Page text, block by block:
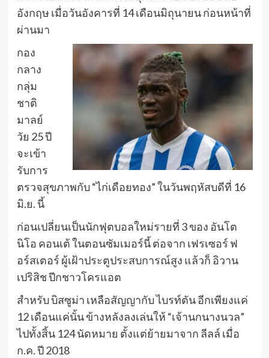
อังกฤษ เมื่อวันอังคารที่ 14 เดือนมิถุนายน ก่อนหน้าที่
ผ่านมา
กอง
กลาง
กลุ่ม
ชาติ
มาลย์
วัย 25 ปี
จะเข้า
รับการ
ตรวจสุขภาพกับ “ไก่เดือยทอง” ในวันพฤหัสบดีที่ 16
มิ.ย. นี้
ก่อนเปลี่ยนเป็นนักฟุตบอลใหม่รายที่ 3 ของ อันโต
นิโอ คอนเต้ ในตอนซัมเมอร์นี้ ต่อจาก เฟรเซอร์ ฟ
อร์สเตอร์ ผู้เฝ้าประตูประสบการณ์สูง แล้วก็ อิวาน
เปริสิช ปีกชาวโครแอต
สำหรับ บิสซูม่า เหลือสัญญากับ ไบรท์ตัน อีกเพียงแค่
12 เดือนแค่นั้น ข้างหลังลงเล่นให้ “เจ้านกนางนวล”
ไปทั้งสิ้น 124 นัดหมาย ตั้งแต่ย้ายมาจาก ลีลล์ เมื่อ
ก.ค. ปี 2018